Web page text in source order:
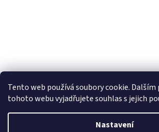
Tento web používá soubory cookie.
tohoto webu vyjadřujete souhlas s jejich
Nastavení
Vytvořil Shoptet